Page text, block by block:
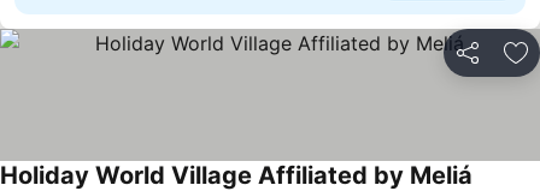
Del
Holiday World Village Affiliated by Meliá